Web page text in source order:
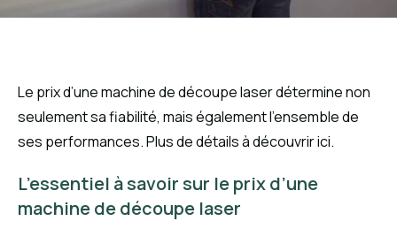
Le prix d’une machine de découpe laser détermine non
seulement sa fiabilité, mais également l’ensemble de
ses performances. Plus de détails à découvrir ici.
L’essentiel à savoir sur le prix d’une
machine de découpe laser